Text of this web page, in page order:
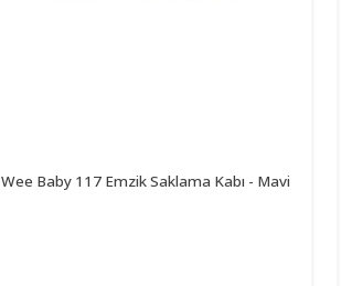
Wee Baby 117 Emzik Saklama Kabı - Mavi